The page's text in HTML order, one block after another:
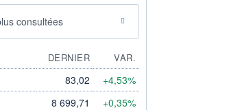
consultées
DERNIER
VAR.
83,02 +4,53%
8 699,71 +0,35%